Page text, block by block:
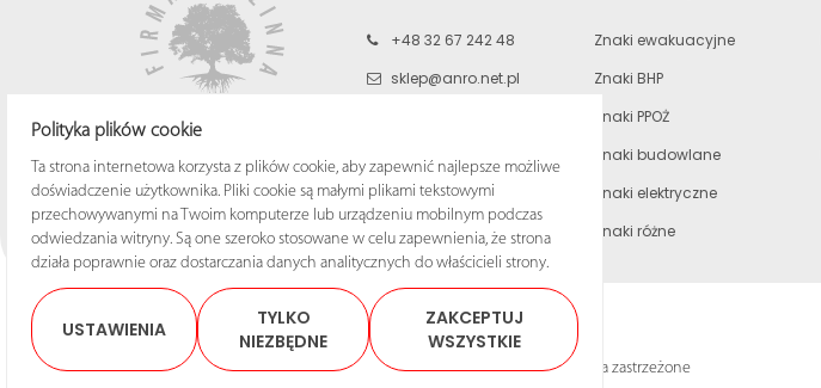
+48 32 67 242 48
sklep@anro.net.pl
Znaki ewakuacyjne
Znaki BHP
Znaki PPOŻ
Znaki budowlane
Znaki elektryczne
Znaki różne
© 2025 Sklep ANRO Wszelkie prawa zastrzeżone
Polityka plików cookie
Ta strona internetowa korzysta z plików cookie, aby zapewnić najlepsze możliwe
doświadczenie użytkownika. Pliki cookie są małymi plikami tekstowymi
przechowywanymi na Twoim komputerze lub urządzeniu mobilnym podczas
odwiedzania witryny. Są one szeroko stosowane w celu zapewnienia, że strona
działa poprawnie oraz dostarczania danych analitycznych do właścicieli strony.
USTAWIENIA
TYLKO
NIEZBĘDNE
ZAKCEPTUJ
WSZYSTKIE